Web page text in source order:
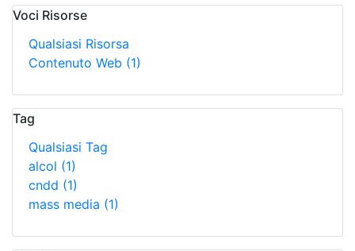
Voci Risorse
Qualsiasi Risorsa
Contenuto Web (1)
Tag
Qualsiasi Tag
alcol (1)
cndd (1)
mass media (1)